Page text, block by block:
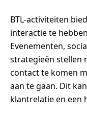
BTL-activiteiten
interactie te
Evenementen,
strategieën stellen
contact te komen
aan te gaan. Dit
klantrelatie en een